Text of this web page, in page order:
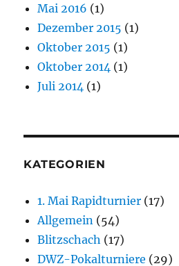
Mai 2016 (1)
Dezember 2015 (1)
Oktober 2015 (1)
Oktober 2014 (1)
Juli 2014 (1)
KATEGORIEN
1. Mai Rapidturnier (17)
Allgemein (54)
Blitzschach (17)
DWZ-Pokalturniere (29)